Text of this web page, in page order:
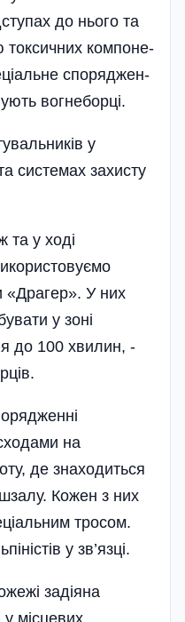
до нього та
ток­сичних компо­не­
споря­джен­
вогнеборці.
у
системах захисту
та у ході
«Драгер». У них
у зоні
до 100 хвилин, -
на
де знаходиться
Кожен з них
тросом.
у зв’язці.
задіяна
у місцевих